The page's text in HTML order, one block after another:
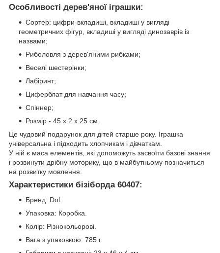
Особливості дерев'яної іграшки:
Сортер: цифри-вкладиші, вкладиші у вигляді
геометричних фігур, вкладиші у вигляді динозаврів із
назвами;
Риболовля з дерев'яними рибками;
Веселі шестерінки;
Лабіринт;
Циферблат для навчання часу;
Спіннер;
Розмір - 45 х 2 х 25 см.
Це чудовий подарунок для дітей старше року. Іграшка
універсальна і підходить хлопчикам і дівчаткам.
У ній є маса елементів, які допоможуть засвоїти базові знання
і розвинути дрібну моторику, що в майбутньому позначиться
на розвитку мовлення.
Характеристики бізіборда 60407:
Бренд: Dol.
Упаковка: Коробка.
Колір: Різнокольорові.
Вага з упаковкою: 785 г.